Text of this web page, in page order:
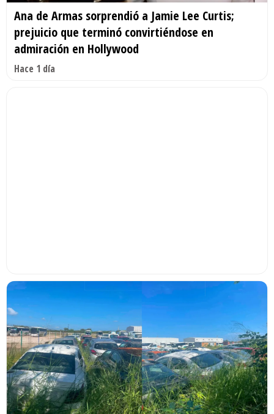
Ana de Armas sorprendió a Jamie Lee Curtis;
prejuicio que terminó convirtiéndose en
admiración en Hollywood
Hace 1 día